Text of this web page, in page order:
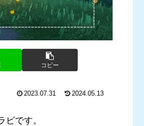
コピー
2023.07.31 2024.05.13
です。